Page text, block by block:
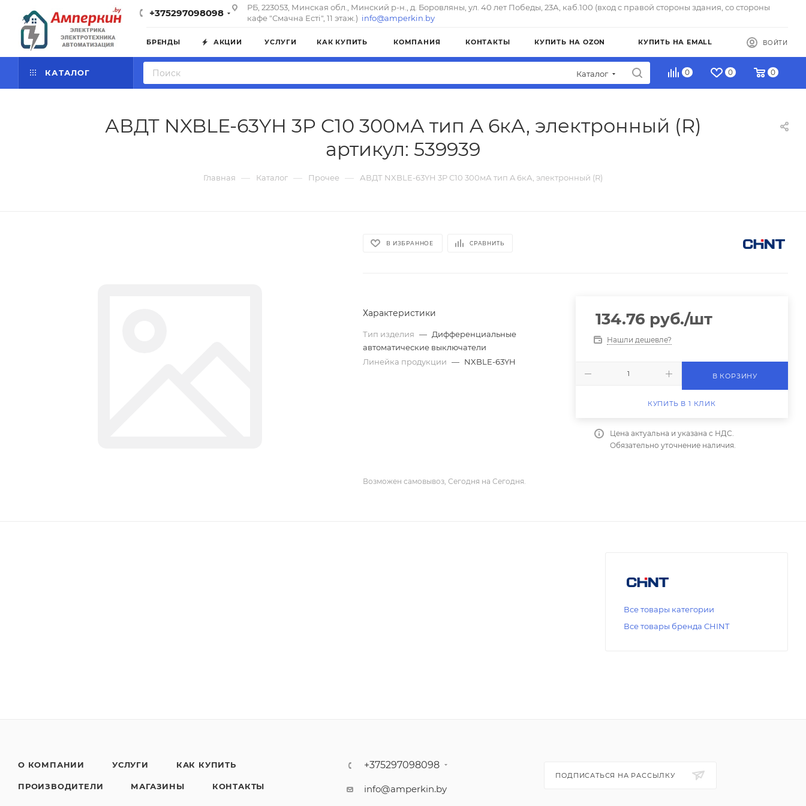
+375297098098
РБ, 223053, Минская обл., Минский р-н., д. Боровляны, ул. 40 лет Победы, 23А, каб.100 (вход с правой стороны здания, со стороны
кафе "Смачна Естi", 11 этаж.) info@amperkin.by
БРЕНДЫ АКЦИИ УСЛУГИ КАК КУПИТЬ КОМПАНИЯ КОНТАКТЫ КУПИТЬ НА OZON КУПИТЬ НА EMALL ВОЙТИ
КАТАЛОГ Каталог 0 0 0
АВДТ NXBLE-63YH 3P C10 300мА тип A 6кА, электронный (R)
артикул: 539939
Главная — Каталог — Прочее — АВДТ NXBLE-63YH 3P C10 300мА тип A 6кА, электронный (R)
В ИЗБРАННОЕ СРАВНИТЬ
Характеристики
Тип изделия — Дифференциальные
автоматические выключатели
Линейка продукции — NXBLE-63YH
134.76 руб./шт
Нашли дешевле?
В КОРЗИНУ
КУПИТЬ В 1 КЛИК
Цена актуальна и указана с НДС.
Обязательно уточнение наличия.
Возможен самовывоз, Сегодня на Сегодня.
Все товары категории
Все товары бренда CHINT
О КОМПАНИИ УСЛУГИ КАК КУПИТЬ
ПРОИЗВОДИТЕЛИ МАГАЗИНЫ КОНТАКТЫ
+375297098098
info@amperkin.by
ПОДПИСАТЬСЯ НА РАССЫЛКУ